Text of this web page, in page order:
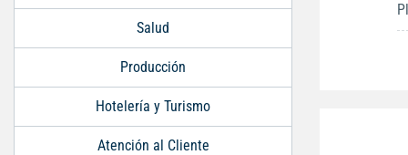
Salud
Producción
Hotelería y Turismo
Atención al Cliente